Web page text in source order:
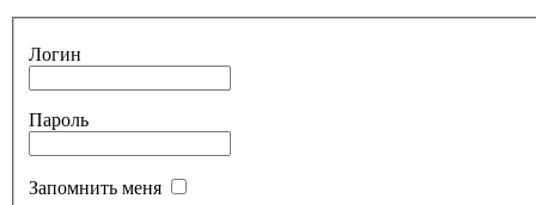
Логин
Пароль
Запомнить меня